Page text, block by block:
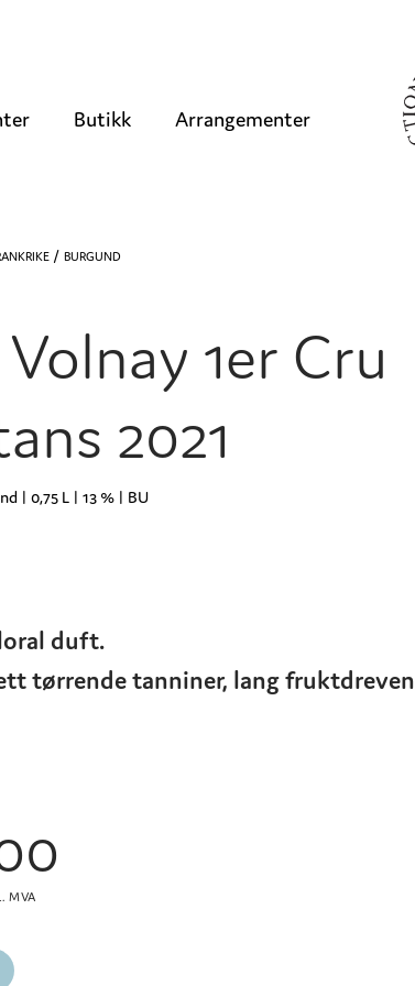
Butikk Arrangementer
BURGUND
1er Cru
2021
| 0,75 L | 13 % | BU
duft.
tørrende tanniner, lang fruktdreven
MVA